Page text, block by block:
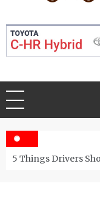
Morgan Autos
5 Things Drivers